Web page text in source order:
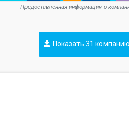
Предоставленная информация о
Показать 31